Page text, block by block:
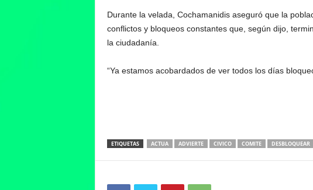
Durante la velada, Cochamanidis aseguró que la
conflictos y bloqueos constantes que, según dijo,
la ciudadanía.
“Ya estamos acobardados de ver todos los días
ETIQUETAS ACTUA ADVIERTE CIVICO COMITE DESBLOQUEAR